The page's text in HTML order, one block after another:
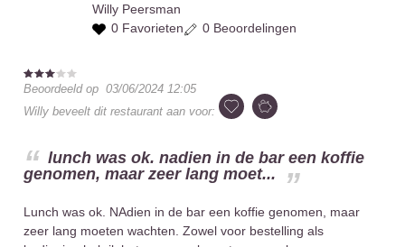
Willy Peersman
0 Favorieten
0 Beoordelingen
Beoordeeld op03/06/2024 12:05
Willy beveelt dit restaurant aan voor:
lunch was ok. nadien in de bar een koffie
genomen, maar zeer lang moet...
Lunch was ok. NAdien in de bar een koffie genomen, maar
zeer lang moeten wachten. Zowel voor bestelling als